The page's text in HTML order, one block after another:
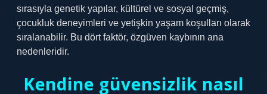
sırasıyla genetik yapılar, kültürel ve sosyal geçmiş,
çocukluk deneyimleri ve yetişkin yaşam koşulları olarak
sıralanabilir. Bu dört faktör, özgüven kaybının ana
nedenleridir.
Kendine güvensizlik nasıl